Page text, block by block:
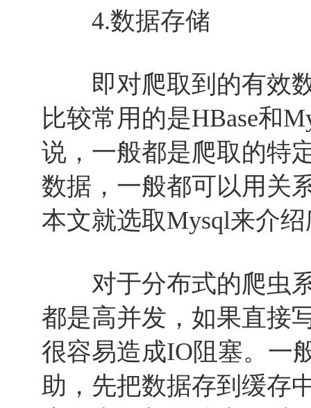
4.数据存储
即对爬取到的有效数
比较常用的是HBase和
说，一般都是爬取的特
数据，一般都可以用关
本文就选取Mysql来介
对于分布式的爬虫系
都是高并发，如果直接
很容易造成IO阻塞。一
助，先把数据存到缓存